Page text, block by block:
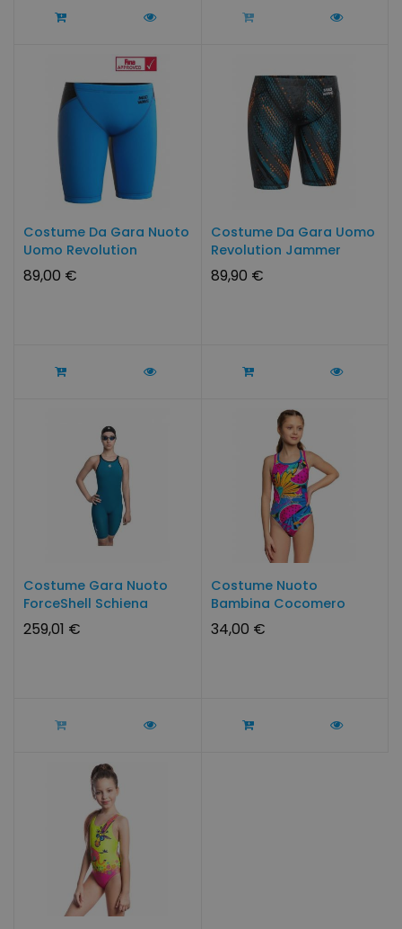
Costume Da Gara Nuoto
Uomo Revolution
89,00 €
Costume Da Gara Uomo
Revolution Jammer
89,90 €
Costume Gara Nuoto
ForceShell Schiena
Chiusa
259,01 €
Costume Nuoto
Bambina Cocomero
34,00 €